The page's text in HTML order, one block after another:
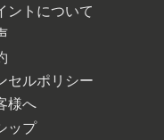
ントについて
セルポリシー
様へ
ップ